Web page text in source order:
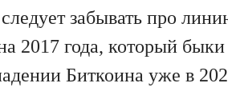
забывать про
2017 года, который быки
Биткоина уже в